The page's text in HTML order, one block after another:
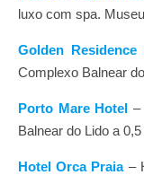
luxo com spa.
Golden Residence
Complexo Balnear
Porto Mare Hotel –
Balnear do Lido a
Hotel Orca Praia–